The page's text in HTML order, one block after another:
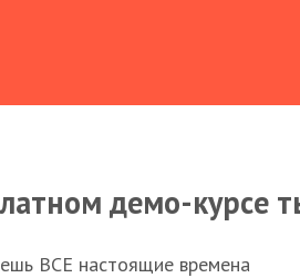
демо-курсе
ВСЕ настоящие времена